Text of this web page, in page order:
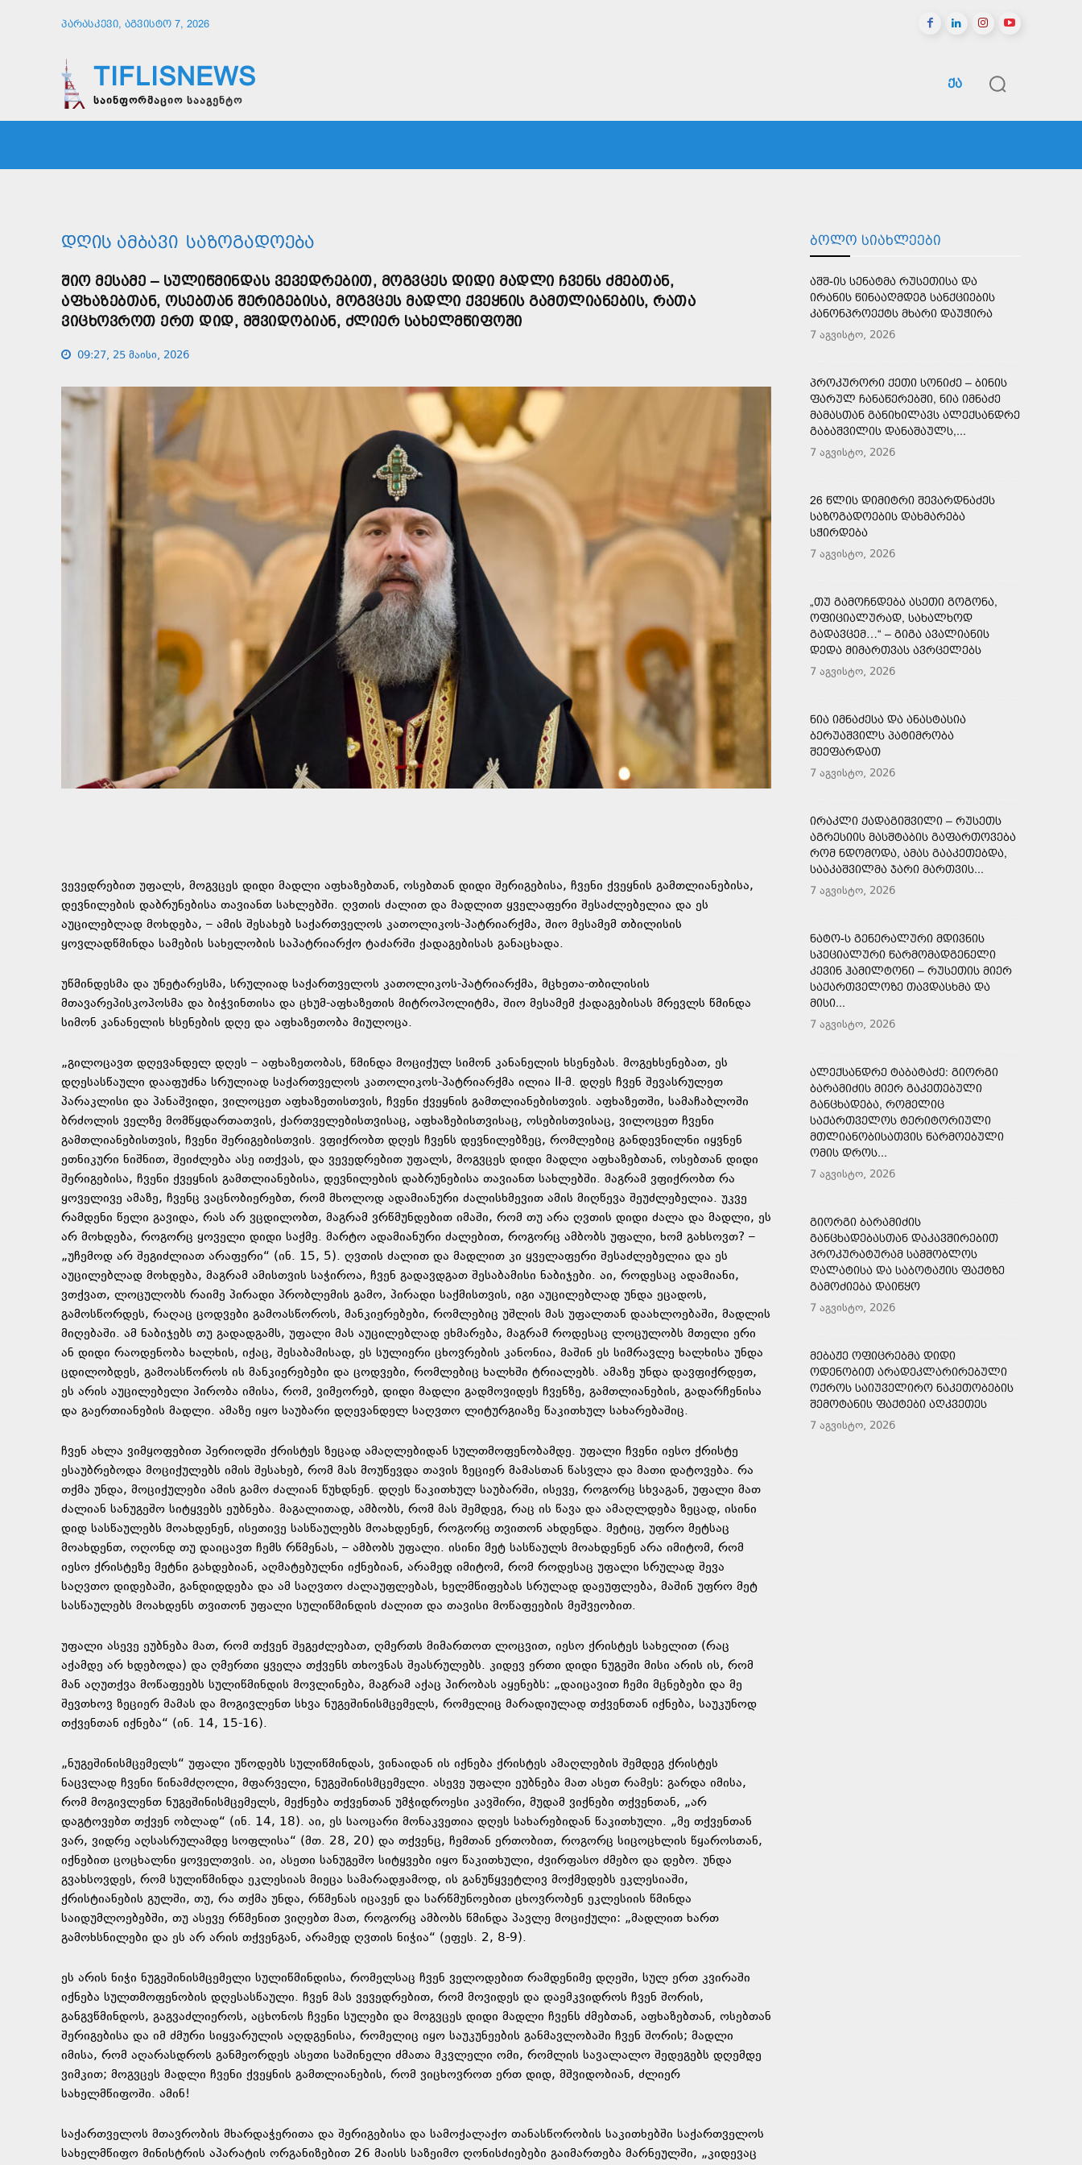
ᲞᲐᲠᲐᲡᲙᲔᲕᲘ, ᲐᲒᲕᲘᲡᲢᲝ 7, 2026
TIFLISNEWS
საინფორმაციო სააგენტო
ᲥᲐ
ᲓᲦᲘᲡ ᲐᲛᲑᲐᲕᲘ ᲡᲐᲖᲝᲒᲐᲓᲝᲔᲑᲐ
ᲨᲘᲝ ᲛᲔᲡᲐᲛᲔ – ᲡᲣᲚᲘᲬᲛᲘᲜᲓᲐᲡ ᲕᲔᲕᲔᲓᲠᲔᲑᲘᲗ, ᲛᲝᲒᲕᲪᲔᲡ ᲓᲘᲓᲘ ᲛᲐᲓᲚᲘ ᲩᲕᲔᲜᲡ ᲫᲛᲔᲑᲗᲐᲜ,
ᲐᲤᲮᲐᲖᲔᲑᲗᲐᲜ, ᲝᲡᲔᲑᲗᲐᲜ ᲨᲔᲠᲘᲒᲔᲑᲘᲡᲐ, ᲛᲝᲒᲕᲪᲔᲡ ᲛᲐᲓᲚᲘ ᲥᲕᲔᲧᲜᲘᲡ ᲒᲐᲛᲗᲚᲘᲐᲜᲔᲑᲘᲡ, ᲠᲐᲗᲐ
ᲕᲘᲪᲮᲝᲕᲠᲝᲗ ᲔᲠᲗ ᲓᲘᲓ, ᲛᲨᲕᲘᲓᲝᲑᲘᲐᲜ, ᲫᲚᲘᲔᲠ ᲡᲐᲮᲔᲚᲛᲬᲘᲤᲝᲨᲘ
09:27, 25 მაისი, 2026
ვევედრებით უფალს, მოგვცეს დიდი მადლი აფხაზებთან, ოსებთან დიდი შერიგებისა, ჩვენი ქვეყნის გამთლიანებისა,
დევნილების დაბრუნებისა თავიანთ სახლებში. ღვთის ძალით და მადლით ყველაფერი შესაძლებელია და ეს
აუცილებლად მოხდება, – ამის შესახებ საქართველოს კათოლიკოს-პატრიარქმა, შიო მესამემ თბილისის
ყოვლადწმინდა სამების სახელობის საპატრიარქო ტაძარში ქადაგებისას განაცხადა.
უწმინდესმა და უნეტარესმა, სრულიად საქართველოს კათოლიკოს-პატრიარქმა, მცხეთა-თბილისის
მთავარეპისკოპოსმა და ბიჭვინთისა და ცხუმ-აფხაზეთის მიტროპოლიტმა, შიო მესამემ ქადაგებისას მრევლს წმინდა
სიმონ კანანელის ხსენების დღე და აფხაზეთობა მიულოცა.
„გილოცავთ დღევანდელ დღეს – აფხაზეთობას, წმინდა მოციქულ სიმონ კანანელის ხსენებას. მოგეხსენებათ, ეს
დღესასწაული დააფუძნა სრულიად საქართველოს კათოლიკოს-პატრიარქმა ილია II-მ. დღეს ჩვენ შევასრულეთ
პარაკლისი და პანაშვიდი, ვილოცეთ აფხაზეთისთვის, ჩვენი ქვეყნის გამთლიანებისთვის. აფხაზეთში, სამაჩაბლოში
ბრძოლის ველზე მომწყდართათვის, ქართველებისთვისაც, აფხაზებისთვისაც, ოსებისთვისაც, ვილოცეთ ჩვენი
გამთლიანებისთვის, ჩვენი შერიგებისთვის. ვფიქრობთ დღეს ჩვენს დევნილებზეც, რომლებიც განდევნილნი იყვნენ
ეთნიკური ნიშნით, შეიძლება ასე ითქვას, და ვევედრებით უფალს, მოგვცეს დიდი მადლი აფხაზებთან, ოსებთან დიდი
შერიგებისა, ჩვენი ქვეყნის გამთლიანებისა, დევნილების დაბრუნებისა თავიანთ სახლებში. მაგრამ ვფიქრობთ რა
ყოველივე ამაზე, ჩვენც ვაცნობიერებთ, რომ მხოლოდ ადამიანური ძალისხმევით ამის მიღწევა შეუძლებელია. უკვე
რამდენი წელი გავიდა, რას არ ვცდილობთ, მაგრამ ვრწმუნდებით იმაში, რომ თუ არა ღვთის დიდი ძალა და მადლი, ეს
არ მოხდება, როგორც ყოველი დიდი საქმე. მარტო ადამიანური ძალებით, როგორც ამბობს უფალი, ხომ გახსოვთ? –
„უჩემოდ არ შეგიძლიათ არაფერი“ (ინ. 15, 5). ღვთის ძალით და მადლით კი ყველაფერი შესაძლებელია და ეს
აუცილებლად მოხდება, მაგრამ ამისთვის საჭიროა, ჩვენ გადავდგათ შესაბამისი ნაბიჯები. აი, როდესაც ადამიანი,
ვთქვათ, ლოცულობს რაიმე პირადი პრობლემის გამო, პირადი საქმისთვის, იგი აუცილებლად უნდა ეცადოს,
გამოსწორდეს, რაღაც ცოდვები გამოასწოროს, მანკიერებები, რომლებიც უშლის მას უფალთან დაახლოებაში, მადლის
მიღებაში. ამ ნაბიჯებს თუ გადადგამს, უფალი მას აუცილებლად ეხმარება, მაგრამ როდესაც ლოცულობს მთელი ერი
ან დიდი რაოდენობა ხალხის, იქაც, შესაბამისად, ეს სულიერი ცხოვრების კანონია, მაშინ ეს სიმრავლე ხალხისა უნდა
ცდილობდეს, გამოასწოროს ის მანკიერებები და ცოდვები, რომლებიც ხალხში ტრიალებს. ამაზე უნდა დავფიქრდეთ,
ეს არის აუცილებელი პირობა იმისა, რომ, ვიმეორებ, დიდი მადლი გადმოვიდეს ჩვენზე, გამთლიანების, გადარჩენისა
და გაერთიანების მადლი. ამაზე იყო საუბარი დღევანდელ საღვთო ლიტურგიაზე წაკითხულ სახარებაშიც.
ჩვენ ახლა ვიმყოფებით პერიოდში ქრისტეს ზეცად ამაღლებიდან სულთმოფენობამდე. უფალი ჩვენი იესო ქრისტე
ესაუბრებოდა მოციქულებს იმის შესახებ, რომ მას მოუწევდა თავის ზეციერ მამასთან წასვლა და მათი დატოვება. რა
თქმა უნდა, მოციქულები ამის გამო ძალიან წუხდნენ. დღეს წაკითხულ საუბარში, ისევე, როგორც სხვაგან, უფალი მათ
ძალიან სანუგეშო სიტყვებს ეუბნება. მაგალითად, ამბობს, რომ მას შემდეგ, რაც ის წავა და ამაღლდება ზეცად, ისინი
დიდ სასწაულებს მოახდენენ, ისეთივე სასწაულებს მოახდენენ, როგორც თვითონ ახდენდა. მეტიც, უფრო მეტსაც
მოახდენთ, ოღონდ თუ დაიცავთ ჩემს რწმენას, – ამბობს უფალი. ისინი მეტ სასწაულს მოახდენენ არა იმიტომ, რომ
იესო ქრისტეზე მეტნი გახდებიან, აღმატებულნი იქნებიან, არამედ იმიტომ, რომ როდესაც უფალი სრულად შევა
საღვთო დიდებაში, განდიდდება და ამ საღვთო ძალაუფლებას, ხელმწიფებას სრულად დაეუფლება, მაშინ უფრო მეტ
სასწაულებს მოახდენს თვითონ უფალი სულიწმინდის ძალით და თავისი მოწაფეების მეშვეობით.
უფალი ასევე ეუბნება მათ, რომ თქვენ შეგეძლებათ, ღმერთს მიმართოთ ლოცვით, იესო ქრისტეს სახელით (რაც
აქამდე არ ხდებოდა) და ღმერთი ყველა თქვენს თხოვნას შეასრულებს. კიდევ ერთი დიდი ნუგეში მისი არის ის, რომ
მან აღუთქვა მოწაფეებს სულიწმინდის მოვლინება, მაგრამ აქაც პირობას აყენებს: „დაიცავით ჩემი მცნებები და მე
შევთხოვ ზეციერ მამას და მოგივლენთ სხვა ნუგეშინისმცემელს, რომელიც მარადიულად თქვენთან იქნება, საუკუნოდ
თქვენთან იქნება“ (ინ. 14, 15-16).
„ნუგეშინისმცემელს“ უფალი უწოდებს სულიწმინდას, ვინაიდან ის იქნება ქრისტეს ამაღლების შემდეგ ქრისტეს
ნაცვლად ჩვენი წინამძღოლი, მფარველი, ნუგეშინისმცემელი. ასევე უფალი ეუბნება მათ ასეთ რამეს: გარდა იმისა,
რომ მოგივლენთ ნუგეშინისმცემელს, მექნება თქვენთან უმჭიდროესი კავშირი, მუდამ ვიქნები თქვენთან, „არ
დაგტოვებთ თქვენ ობლად“ (ინ. 14, 18). აი, ეს საოცარი მონაკვეთია დღეს სახარებიდან წაკითხული. „მე თქვენთან
ვარ, ვიდრე აღსასრულამდე სოფლისა“ (მთ. 28, 20) და თქვენც, ჩემთან ერთობით, როგორც სიცოცხლის წყაროსთან,
იქნებით ცოცხალნი ყოველთვის. აი, ასეთი სანუგეშო სიტყვები იყო წაკითხული, ძვირფასო ძმებო და დებო. უნდა
გვახსოვდეს, რომ სულიწმინდა ეკლესიას მიეცა სამარადჟამოდ, ის განუწყვეტლივ მოქმედებს ეკლესიაში,
ქრისტიანების გულში, თუ, რა თქმა უნდა, რწმენას იცავენ და სარწმუნოებით ცხოვრობენ ეკლესიის წმინდა
საიდუმლოებებში, თუ ასევე რწმენით ვიღებთ მათ, როგორც ამბობს წმინდა პავლე მოციქული: „მადლით ხართ
გამოხსნილები და ეს არ არის თქვენგან, არამედ ღვთის ნიჭია“ (ეფეს. 2, 8-9).
ეს არის ნიჭი ნუგეშინისმცემელი სულიწმინდისა, რომელსაც ჩვენ ველოდებით რამდენიმე დღეში, სულ ერთ კვირაში
იქნება სულთმოფენობის დღესასწაული. ჩვენ მას ვევედრებით, რომ მოვიდეს და დაემკვიდროს ჩვენ შორის,
განგვწმინდოს, გაგვაძლიეროს, აცხონოს ჩვენი სულები და მოგვცეს დიდი მადლი ჩვენს ძმებთან, აფხაზებთან, ოსებთან
შერიგებისა და იმ ძმური სიყვარულის აღდგენისა, რომელიც იყო საუკუნეების განმავლობაში ჩვენ შორის; მადლი
იმისა, რომ აღარასდროს განმეორდეს ასეთი საშინელი ძმათა მკვლელი ომი, რომლის სავალალო შედეგებს დღემდე
ვიმკით; მოგვცეს მადლი ჩვენი ქვეყნის გამთლიანების, რომ ვიცხოვროთ ერთ დიდ, მშვიდობიან, ძლიერ
სახელმწიფოში. ამინ!
საქართველოს მთავრობის მხარდაჭერითა და შერიგებისა და სამოქალაქო თანასწორობის საკითხებში საქართველოს
სახელმწიფო მინისტრის აპარატის ორგანიზებით 26 მაისს საზეიმო ღონისძიებები გაიმართება მარნეულში, „კიდევაც
ᲑᲝᲚᲝ ᲡᲘᲐᲮᲚᲔᲔᲑᲘ
ᲐᲨᲨ-ᲘᲡ ᲡᲔᲜᲐᲢᲛᲐ ᲠᲣᲡᲔᲗᲘᲡᲐ ᲓᲐ
ᲘᲠᲐᲜᲘᲡ ᲬᲘᲜᲐᲐᲦᲛᲓᲔᲒ ᲡᲐᲜᲥᲪᲘᲔᲑᲘᲡ
ᲙᲐᲜᲝᲜᲞᲠᲝᲔᲥᲢᲡ ᲛᲮᲐᲠᲘ ᲓᲐᲣᲭᲘᲠᲐ
7 აგვისტო, 2026
ᲞᲠᲝᲙᲣᲠᲝᲠᲘ ᲥᲔᲗᲘ ᲡᲝᲜᲘᲫᲔ – ᲑᲘᲜᲘᲡ
ᲤᲐᲠᲣᲚ ᲩᲐᲜᲐᲬᲔᲠᲔᲑᲨᲘ, ᲜᲘᲐ ᲘᲛᲜᲐᲫᲔ
ᲛᲐᲛᲐᲡᲗᲐᲜ ᲒᲐᲜᲘᲮᲘᲚᲐᲕᲡ ᲐᲚᲔᲥᲡᲐᲜᲓᲠᲔ
ᲒᲐᲑᲐᲨᲕᲘᲚᲘᲡ ᲓᲐᲜᲐᲨᲐᲣᲚᲡ,...
7 აგვისტო, 2026
26 ᲬᲚᲘᲡ ᲓᲘᲛᲘᲢᲠᲘ ᲨᲔᲕᲐᲠᲓᲜᲐᲫᲔᲡ
ᲡᲐᲖᲝᲒᲐᲓᲝᲔᲑᲘᲡ ᲓᲐᲮᲛᲐᲠᲔᲑᲐ
ᲡᲭᲘᲠᲓᲔᲑᲐ
7 აგვისტო, 2026
„ᲗᲣ ᲒᲐᲛᲝᲩᲜᲓᲔᲑᲐ ᲐᲡᲔᲗᲘ ᲒᲝᲒᲝᲜᲐ,
ᲝᲤᲘᲪᲘᲐᲚᲣᲠᲐᲓ, ᲡᲐᲮᲐᲚᲮᲝᲓ
ᲒᲐᲓᲐᲕᲪᲔᲛ…“ – ᲒᲘᲒᲐ ᲐᲕᲐᲚᲘᲐᲜᲘᲡ
ᲓᲔᲓᲐ ᲛᲘᲛᲐᲠᲗᲕᲐᲡ ᲐᲕᲠᲪᲔᲚᲔᲑᲡ
7 აგვისტო, 2026
ᲜᲘᲐ ᲘᲛᲜᲐᲫᲔᲡᲐ ᲓᲐ ᲐᲜᲐᲡᲢᲐᲡᲘᲐ
ᲑᲔᲠᲣᲐᲨᲕᲘᲚᲡ ᲞᲐᲢᲘᲛᲠᲝᲑᲐ
ᲨᲔᲔᲤᲐᲠᲓᲐᲗ
7 აგვისტო, 2026
ᲘᲠᲐᲙᲚᲘ ᲥᲐᲓᲐᲒᲘᲨᲕᲘᲚᲘ – ᲠᲣᲡᲔᲗᲡ
ᲐᲒᲠᲔᲡᲘᲘᲡ ᲛᲐᲡᲨᲢᲐᲑᲘᲡ ᲒᲐᲤᲐᲠᲗᲝᲕᲔᲑᲐ
ᲠᲝᲛ ᲜᲓᲝᲛᲝᲓᲐ, ᲐᲛᲐᲡ ᲒᲐᲐᲙᲔᲗᲔᲑᲓᲐ,
ᲡᲐᲐᲙᲐᲨᲕᲘᲚᲛᲐ ᲯᲐᲠᲘ ᲛᲐᲠᲗᲕᲘᲡ...
7 აგვისტო, 2026
ᲜᲐᲢᲝ-Ს ᲒᲔᲜᲔᲠᲐᲚᲣᲠᲘ ᲛᲓᲘᲕᲜᲘᲡ
ᲡᲞᲔᲪᲘᲐᲚᲣᲠᲘ ᲬᲐᲠᲛᲝᲛᲐᲓᲒᲔᲜᲔᲚᲘ
ᲙᲔᲕᲘᲜ ᲰᲐᲛᲘᲚᲢᲝᲜᲘ – ᲠᲣᲡᲔᲗᲘᲡ ᲛᲘᲔᲠ
ᲡᲐᲥᲐᲠᲗᲕᲔᲚᲝᲖᲔ ᲗᲐᲕᲓᲐᲡᲮᲛᲐ ᲓᲐ
ᲛᲘᲡᲘ...
7 აგვისტო, 2026
ᲐᲚᲔᲥᲡᲐᲜᲓᲠᲔ ᲢᲐᲑᲐᲢᲐᲫᲔ: ᲒᲘᲝᲠᲒᲘ
ᲑᲐᲠᲐᲛᲘᲫᲘᲡ ᲛᲘᲔᲠ ᲒᲐᲙᲔᲗᲔᲑᲣᲚᲘ
ᲒᲐᲜᲪᲮᲐᲓᲔᲑᲐ, ᲠᲝᲛᲔᲚᲘᲪ
ᲡᲐᲥᲐᲠᲗᲕᲔᲚᲝᲡ ᲢᲔᲠᲘᲢᲝᲠᲘᲣᲚᲘ
ᲛᲗᲚᲘᲐᲜᲝᲑᲘᲡᲐᲗᲕᲘᲡ ᲬᲐᲠᲛᲝᲔᲑᲣᲚᲘ
ᲝᲛᲘᲡ ᲓᲠᲝᲡ...
7 აგვისტო, 2026
ᲒᲘᲝᲠᲒᲘ ᲑᲐᲠᲐᲛᲘᲫᲘᲡ
ᲒᲐᲜᲪᲮᲐᲓᲔᲑᲐᲡᲗᲐᲜ ᲓᲐᲙᲐᲕᲨᲘᲠᲔᲑᲘᲗ
ᲞᲠᲝᲙᲣᲠᲐᲢᲣᲠᲐᲛ ᲡᲐᲛᲨᲝᲑᲚᲝᲡ
ᲦᲐᲚᲐᲢᲘᲡᲐ ᲓᲐ ᲡᲐᲑᲝᲢᲐᲟᲘᲡ ᲤᲐᲥᲢᲖᲔ
ᲒᲐᲛᲝᲫᲘᲔᲑᲐ ᲓᲐᲘᲬᲧᲝ
7 აგვისტო, 2026
ᲛᲔᲑᲐᲟᲔ ᲝᲤᲘᲪᲠᲔᲑᲛᲐ ᲓᲘᲓᲘ
ᲝᲓᲔᲜᲝᲑᲘᲗ ᲐᲠᲐᲓᲔᲙᲚᲐᲠᲘᲠᲔᲑᲣᲚᲘ
ᲝᲥᲠᲝᲡ ᲡᲐᲘᲣᲕᲔᲚᲘᲠᲝ ᲜᲐᲙᲔᲗᲝᲑᲔᲑᲘᲡ
ᲨᲔᲛᲝᲢᲐᲜᲘᲡ ᲤᲐᲥᲢᲔᲑᲘ ᲐᲦᲙᲕᲔᲗᲔᲡ
7 აგვისტო, 2026